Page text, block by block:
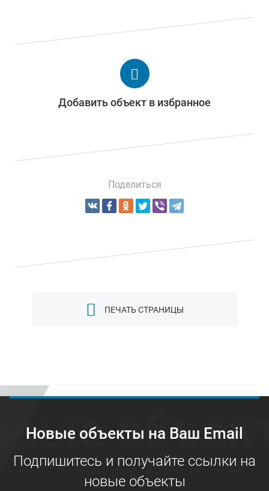
Добавить объект в избранное
Поделиться
ПЕЧАТЬ СТРАНИЦЫ
Новые объекты на Ваш Email
Подпишитесь и получайте ссылки на
новые объекты